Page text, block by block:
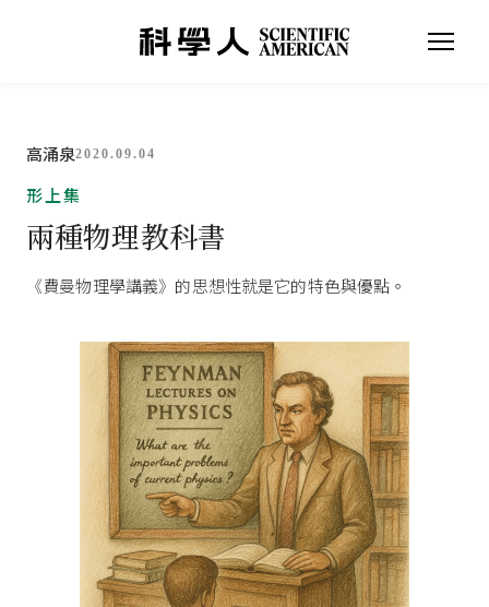
高涌泉2020.09.04
形上集
兩種物理教科書
《費曼物理學講義》的思想性就是它的特色與優點。